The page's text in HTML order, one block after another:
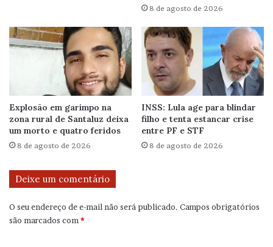
8 de agosto de 2026
Explosão em garimpo na
zona rural de Santaluz deixa
um morto e quatro feridos
8 de agosto de 2026
INSS: Lula age para blindar
filho e tenta estancar crise
entre PF e STF
8 de agosto de 2026
Deixe um comentário
O seu endereço de e-mail não será publicado. Campos obrigatórios
são marcados com*